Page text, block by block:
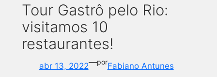
Tour Gastrô pelo Rio:
visitamos 10
restaurantes!
abr 13, 2022—porFabiano Antunes